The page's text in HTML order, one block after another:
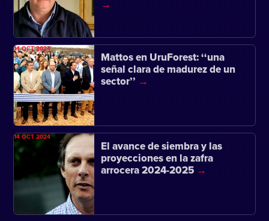
Mattos en UruForest: ‘‘una
señal clara de madurez de un
sector’’
14 OCT 2024
El avance de siembra y las
proyecciones en la zafra
arrocera 2024-2025
14 OCT 2024